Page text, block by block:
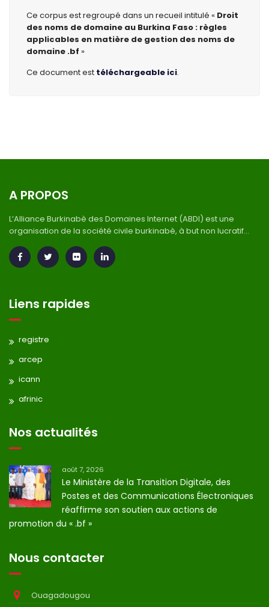
Ce corpus est regroupé dans un recueil intitulé « Droit
des noms de domaine au Burkina Faso : règles
applicables en matière de gestion des noms de
domaine .bf »
Ce document est téléchargeable ici.
A PROPOS
L’Alliance Burkinabè des Domaines Internet (ABDI) est une
organisation de la société civile burkinabè, à but non lucratif...
Liens rapides
registre
arcep
icann
afrinic
Nos actualités
août 7, 2026
Le Ministère de la Transition Digitale, des
Postes et des Communications Électroniques
réaffirme son soutien aux actions de
promotion du « .bf »
Nous contacter
Ouagadougou